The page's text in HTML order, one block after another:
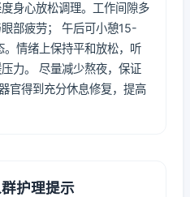
身心放松调理。工作间隙多
部疲劳； 午后可小憩15-
情绪上保持平和放松，听
力。 尽量减少熬夜，保证
官得到充分休息修复，提高
护理提示